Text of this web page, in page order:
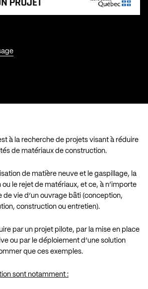
à la recherche de projets visant à réduire
de matériaux de construction.
de matière neuve et le gaspillage, la
le rejet de matériaux, et ce, à n’importe
de vie d’un ouvrage bâti (conception,
construction ou entretien).
par un projet pilote, par la mise en place
ou par le déploiement d’une solution
que ces exemples.
sont notamment :